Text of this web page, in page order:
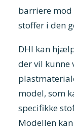
barriere mod
stoffer i den
DHI kan
der vil kunne
model, som
specifikke
Modellen